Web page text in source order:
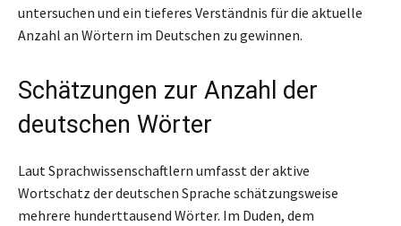
untersuchen und ein tieferes Verständnis für die aktuelle
Anzahl an Wörtern im Deutschen zu gewinnen.
Schätzungen zur Anzahl der
deutschen Wörter
Laut Sprachwissenschaftlern umfasst der aktive
Wortschatz der deutschen Sprache schätzungsweise
mehrere hunderttausend Wörter. Im Duden, dem